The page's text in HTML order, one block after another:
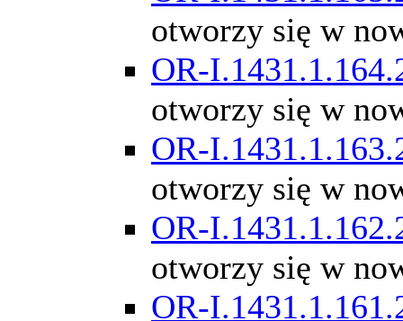
otworzy się w
OR-
otworzy się w
OR-
otworzy się w
OR-
otworzy się w
OR-